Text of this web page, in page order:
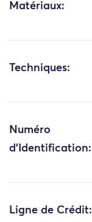
Matériaux:
Techniques:
Numéro
d'Identification:
Ligne de Crédit: